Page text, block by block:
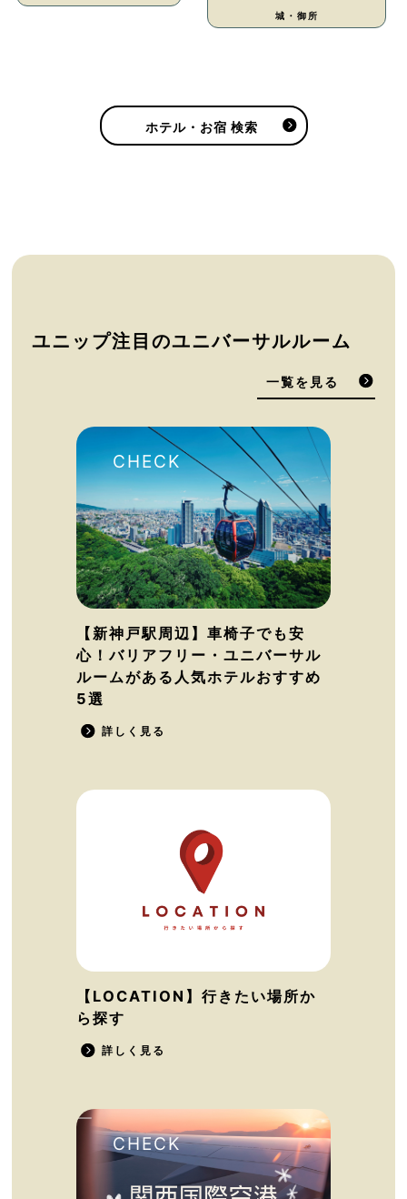
城・御所
ホテル・お宿 検索
ユニップ注目のユニバーサルルーム
一覧を見る
【新神戸駅周辺】車椅子でも安
心！バリアフリー・ユニバーサル
ルームがある人気ホテルおすすめ
5選
詳しく見る
【LOCATION】行きたい場所か
ら探す
詳しく見る